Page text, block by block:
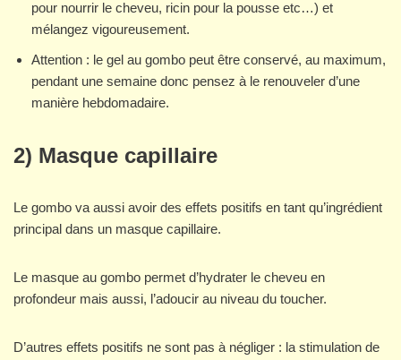
pour nourrir le cheveu, ricin pour la pousse etc…) et
mélangez vigoureusement.
Attention : le gel au gombo peut être conservé, au maximum,
pendant une semaine donc pensez à le renouveler d’une
manière hebdomadaire.
2) Masque capillaire
Le gombo va aussi avoir des effets positifs en tant qu’ingrédient
principal dans un masque capillaire.
Le masque au gombo permet d’hydrater le cheveu en
profondeur mais aussi, l’adoucir au niveau du toucher.
D’autres effets positifs ne sont pas à négliger : la stimulation de